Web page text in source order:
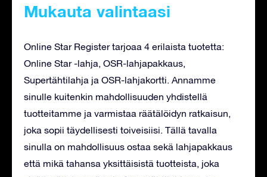
Mukauta valintaasi
Online Star Register tarjoaa 4 erilaista tuotetta:
Online Star -lahja, OSR-lahjapakkaus,
Supertähtilahja ja OSR-lahjakortti. Annamme
sinulle kuitenkin mahdollisuuden yhdistellä
tuotteitamme ja varmistaa räätälöidyn ratkaisun,
joka sopii täydellisesti toiveisiisi. Tällä tavalla
sinulla on mahdollisuus ostaa sekä lahjapakkaus
että mikä tahansa yksittäisistä tuotteista, joka